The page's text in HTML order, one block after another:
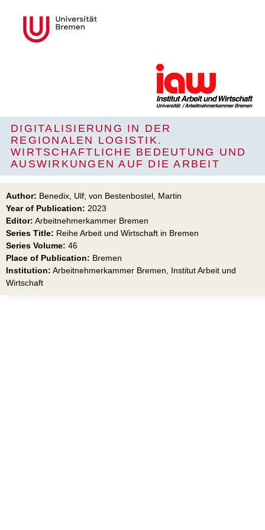
DIGITALISIERUNG IN DER
REGIONALEN LOGISTIK.
WIRTSCHAFTLICHE BEDEUTUNG UND
AUSWIRKUNGEN AUF DIE ARBEIT
Author: Benedix, Ulf; von Bestenbostel, Martin
Year of Publication: 2023
Editor: Arbeitnehmerkammer Bremen
Series Title: Reihe Arbeit und Wirtschaft in Bremen
Series Volume: 46
Place of Publication: Bremen
Institution: Arbeitnehmerkammer Bremen, Institut Arbeit und
Wirtschaft